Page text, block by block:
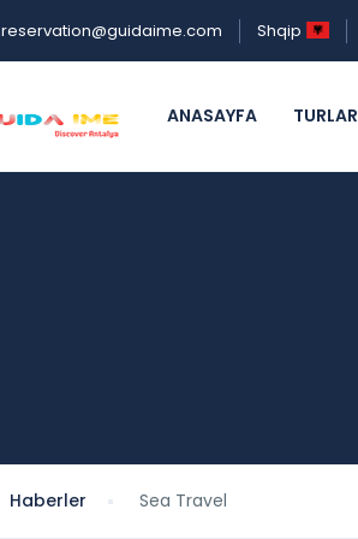
reservation@guidaime.com Shqip
ANASAYFA TURLAR
Haberler Sea Travel